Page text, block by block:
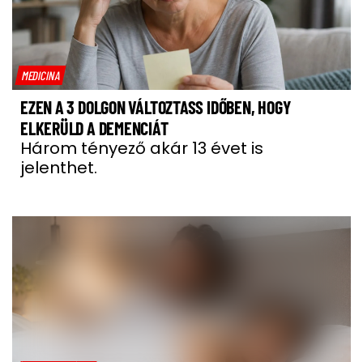
MEDICINA
EZEN A 3 DOLGON VÁLTOZTASS IDŐBEN, HOGY
ELKERÜLD A DEMENCIÁT
Három tényező akár 13 évet is
jelenthet.